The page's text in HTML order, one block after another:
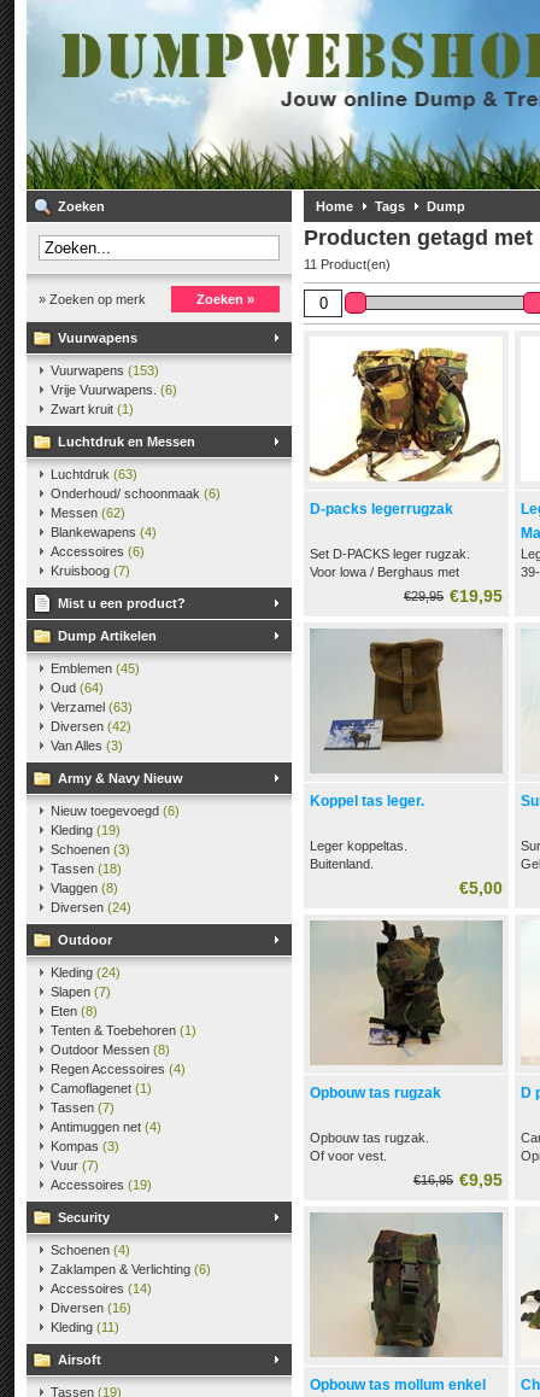
Zoeken
» Zoeken op merk Zoeken »
Vuurwapens
Vuurwapens (153)
Vrije Vuurwapens. (6)
Zwart kruit (1)
Luchtdruk en Messen
Luchtdruk (63)
Onderhoud/ schoonmaak (6)
Messen (62)
Blankewapens (4)
Accessoires (6)
Kruisboog (7)
Mist u een product?
Dump Artikelen
Emblemen (45)
Oud (64)
Verzamel (63)
Diversen (42)
Van Alles (3)
Army & Navy Nieuw
Nieuw toegevoegd (6)
Kleding (19)
Schoenen (3)
Tassen (18)
Vlaggen (8)
Diversen (24)
Outdoor
Kleding (24)
Slapen (7)
Eten (8)
Tenten & Toebehoren (1)
Outdoor Messen (8)
Regen Accessoires (4)
Camoflagenet (1)
Tassen (7)
Antimuggen net (4)
Kompas (3)
Vuur (7)
Accessoires (19)
Security
Schoenen (4)
Zaklampen & Verlichting (6)
Accessoires (14)
Diversen (16)
Kleding (11)
Airsoft
Tassen (19)
Home Tags Dump
Producten getagd met
11 Product(en)
D-packs legerrugzak
Set D-PACKS leger rugzak.
Voor lowa / Berghaus met
draagriem.Deze Artikelen liggen
nu Bij Dumpstijl Harderwijk.
aan de Luttekepoortstraat 18.
tel 0341 426910
€19,95
€29,95
Koppel tas leger.
Leger koppeltas.
Buitenland.
€5,00
Opbouw tas rugzak
Opbouw tas rugzak.
Of voor vest.
€9,95
€16,95
D
tel
Opbouw tas mollum enkel